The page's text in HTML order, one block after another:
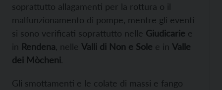
soprattutto allagamenti per la rottura o il
malfunzionamento di pompe, mentre gli eventi
si sono verificati soprattutto nelle Giudicarie e
in Rendena , nelle Valli di Non e Sole e in Valle
dei Mòcheni.
Gli smottamenti e le colate di massi e fango